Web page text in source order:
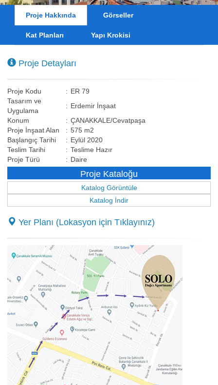
Proje Hakkında Görseller
Kat Planları Yapı Krokisi
Proje Detayları
Proje Kodu : ER 79
Tasarım ve
Uygulama
: Erdemir İnşaat
Konum
: ÇANAKKALE/Cevatpaşa
Proje İnşaat Alan
: 575 m2
Başlangıç Tarihi
: Eylül 2020
Teslim Tarihi
: Teslime Hazır
Proje Türü
: Daire
Proje Kataloğu
Katalog Görüntüle
Katalog İndir
Yer Planı (Lokasyon için Tıklayınız)